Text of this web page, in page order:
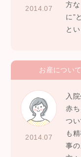
2014.07
方
に”
と
お産について
2014.07
入
赤
つ
も
事